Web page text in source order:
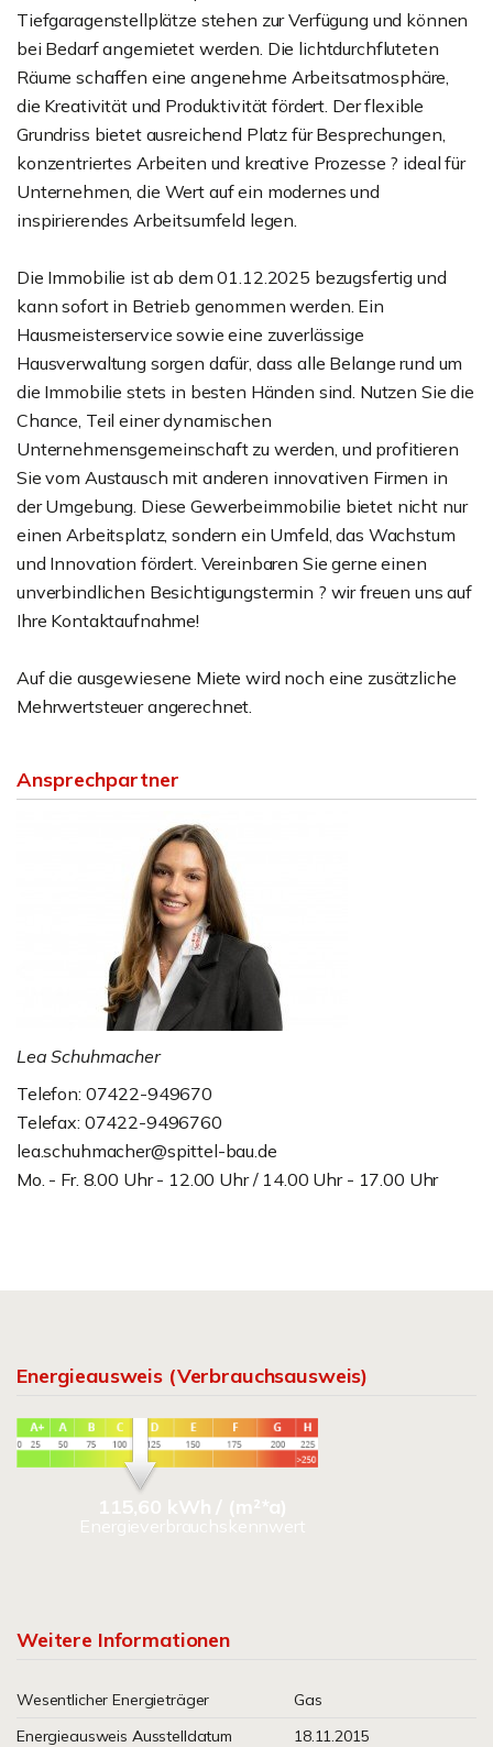
Tiefgaragenstellplätze stehen zur Verfügung und können
bei Bedarf angemietet werden. Die lichtdurchfluteten
Räume schaffen eine angenehme Arbeitsatmosphäre,
die Kreativität und Produktivität fördert. Der flexible
Grundriss bietet ausreichend Platz für Besprechungen,
konzentriertes Arbeiten und kreative Prozesse ? ideal für
Unternehmen, die Wert auf ein modernes und
inspirierendes Arbeitsumfeld legen.
Die Immobilie ist ab dem 01.12.2025 bezugsfertig und
kann sofort in Betrieb genommen werden. Ein
Hausmeisterservice sowie eine zuverlässige
Hausverwaltung sorgen dafür, dass alle Belange rund um
die Immobilie stets in besten Händen sind. Nutzen Sie die
Chance, Teil einer dynamischen
Unternehmensgemeinschaft zu werden, und profitieren
Sie vom Austausch mit anderen innovativen Firmen in
der Umgebung. Diese Gewerbeimmobilie bietet nicht nur
einen Arbeitsplatz, sondern ein Umfeld, das Wachstum
und Innovation fördert. Vereinbaren Sie gerne einen
unverbindlichen Besichtigungstermin ? wir freuen uns auf
Ihre Kontaktaufnahme!
Auf die ausgewiesene Miete wird noch eine zusätzliche
Mehrwertsteuer angerechnet.
Ansprechpartner
Lea Schuhmacher
Telefon: 07422-949670
Telefax: 07422-9496760
lea.schuhmacher@spittel-bau.de
Mo. - Fr. 8.00 Uhr - 12.00 Uhr / 14.00 Uhr - 17.00 Uhr
Energieausweis (Verbrauchsausweis)
115,60 kWh / (m²*a)
Energieverbrauchskennwert
Weitere Informationen
Wesentlicher Energieträger
Gas
Energieausweis Ausstelldatum
18.11.2015